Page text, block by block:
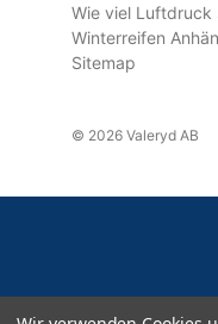
Wie viel Luftdruck
Winterreifen
Sitemap
© 2026 Valeryd AB